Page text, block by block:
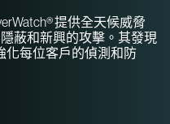
提供全天候威脅
蔽和新興的攻擊。其發現
化每位客戶的偵測和防